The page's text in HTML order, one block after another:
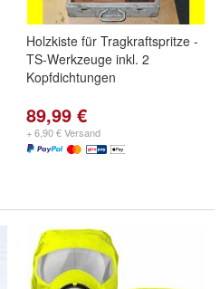
Holzkiste für Tragkraftspritze -
TS-Werkzeuge inkl. 2
Kopfdichtungen
89,99 €
+ 6,90 € Versand